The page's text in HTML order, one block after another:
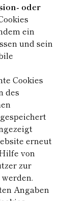
oder
ein
und sein
Cookies
des
erneut
von
zur
Angaben